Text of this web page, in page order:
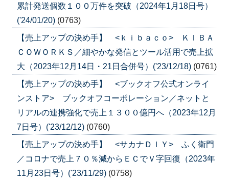
累計発送個数１００万件を突破（2024年1月18日号）
('24/01/20) (0763)
【売上アップの決め手】 <ｋｉｂａｃｏ> ＫＩＢＡ
ＣＯＷＯＲＫＳ／細やかな発信とツール活用で売上拡
大（2023年12月14日・21日合併号）('23/12/18) (0761)
【売上アップの決め手】 <ブックオフ公式オンライ
ンストア> ブックオフコーポレーション／ネットと
リアルの連携強化で売上１３００億円へ（2023年12月
7日号）('23/12/12) (0760)
【売上アップの決め手】 <サカナＤＩＹ> ふく衛門
／コロナで売上７０％減からＥＣでＶ字回復（2023年
11月23日号）('23/11/29) (0758)